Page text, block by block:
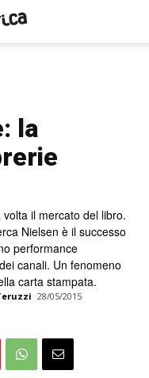
la
il mercato del libro.
Nielsen è il successo
performance
canali. Un fenomeno
carta stampata.
28/05/2015